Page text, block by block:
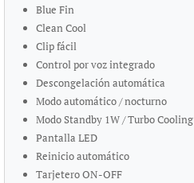
Blue Fin
Clean Cool
Clip fácil
Control por voz integrado
Descongelación automática
Modo automático / nocturno
Modo Standby 1W / Turbo Cooling
Pantalla LED
Reinicio automático
Tarjetero ON-OFF